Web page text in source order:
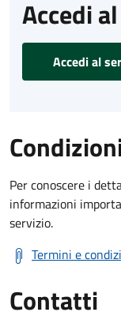
Accedi
Accedi al
Per conoscere i
informazioni
servizio.
Termini e
Contatti